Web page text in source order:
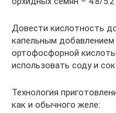
Довести кислотность
капельным
ортофосфорной
использовать соду и
Технология
как и обычного желе: